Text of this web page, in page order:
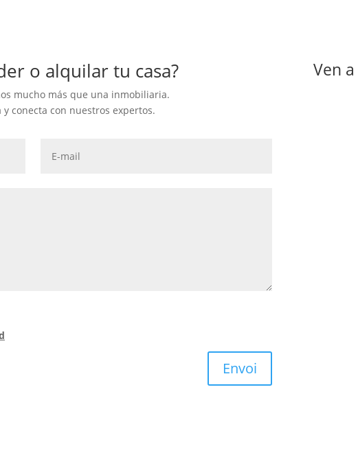
o alquilar tu casa?
mucho más que una inmobiliaria.
conecta con nuestros expertos.
Envoi
Ven